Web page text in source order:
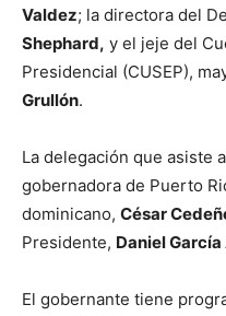
Valdez; la directora del
Shephard, y el jeje del
Presidencial (CUSEP),
Grullón.
La delegación que asiste
gobernadora de Puerto
dominicano, César
Presidente, Daniel
El gobernante tiene